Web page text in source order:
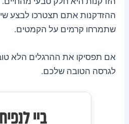
ההזדקנות אתם תצטרכו לבצע
שתמרחו קרמים על הקמטים.
אם תפסיקו את ההרגלים הלא
לגרסה הטובה שלכם.